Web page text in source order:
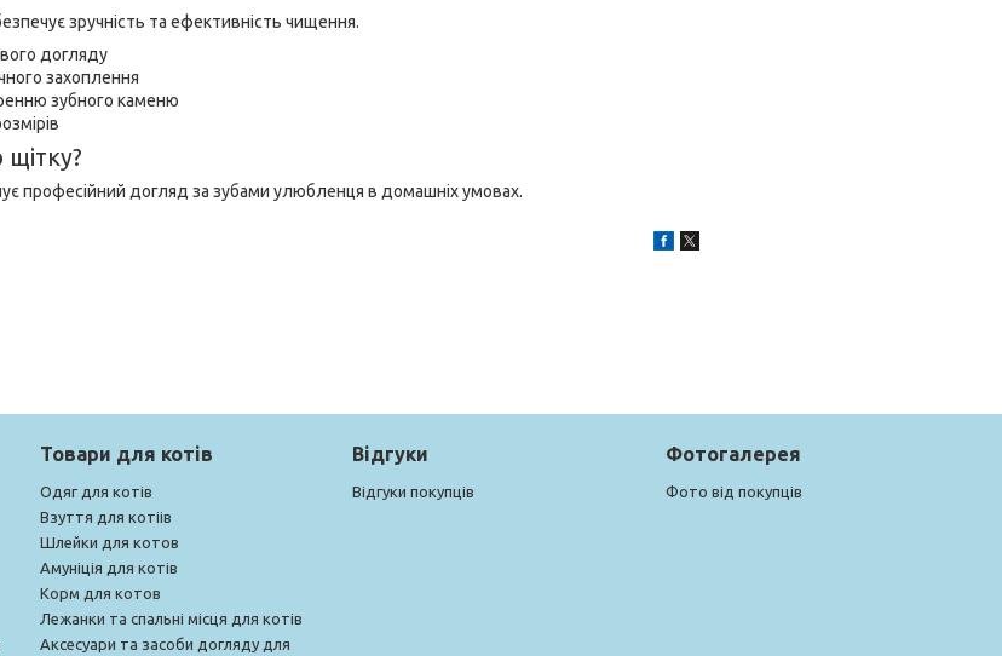
зручність та ефективність чищення.
догляду
захоплення
зубного каменю
професійний догляд за зубами улюбленця в домашніх умовах.
Товари для котів
Одяг для котів
Взуття для котіів
Шлейки для котов
Амуніція для котів
Корм для котов
Лежанки та спальні місця для котів
Аксесуари та засоби догляду для
Відгуки
Відгуки покупців
Фотогалерея
Фото від покупців